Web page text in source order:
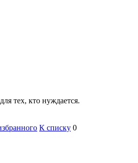
тех, кто нуждается.
К списку 0